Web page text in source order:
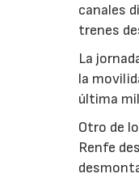
canales
trenes
La
la
última
Otro de
Renfe